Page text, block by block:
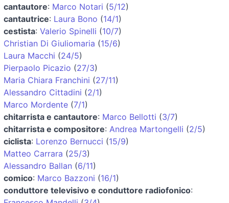
cantautore: Marco Notari (5/12)
cantautrice: Laura Bono (14/1)
cestista: Valerio Spinelli (10/7)
Christian Di Giuliomaria (15/6)
Laura Macchi (24/5)
Pierpaolo Picazio (27/3)
Maria Chiara Franchini (27/11)
Alessandro Cittadini (2/1)
Marco Mordente (7/1)
chitarrista e cantautore: Marco Bellotti (3/7)
chitarrista e compositore: Andrea Martongelli (2/5)
ciclista: Lorenzo Bernucci (15/9)
Matteo Carrara (25/3)
Alessandro Ballan (6/11)
comico: Marco Bazzoni (16/1)
conduttore televisivo e conduttore radiofonico: